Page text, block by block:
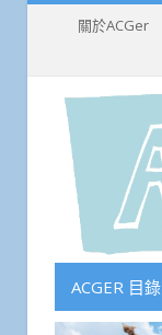
關於ACGer
ACGER 目錄